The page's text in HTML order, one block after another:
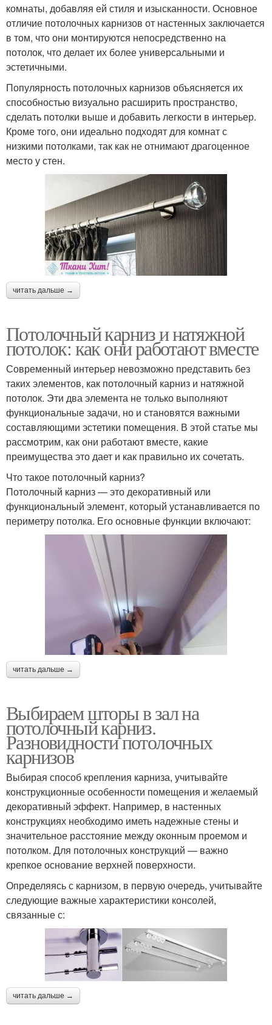
комнаты, добавляя ей стиля и изысканности. Основное
отличие потолочных карнизов от настенных заключается
в том, что они монтируются непосредственно на
потолок, что делает их более универсальными и
эстетичными.
Популярность потолочных карнизов объясняется их
способностью визуально расширить пространство,
сделать потолки выше и добавить легкости в интерьер.
Кроме того, они идеально подходят для комнат с
низкими потолками, так как не отнимают драгоценное
место у стен.
читать дальше →
Потолочный карниз и натяжной
потолок: как они работают вместе
Современный интерьер невозможно представить без
таких элементов, как потолочный карниз и натяжной
потолок. Эти два элемента не только выполняют
функциональные задачи, но и становятся важными
составляющими эстетики помещения. В этой статье мы
рассмотрим, как они работают вместе, какие
преимущества это дает и как правильно их сочетать.
Что такое потолочный карниз?
Потолочный карниз — это декоративный или
функциональный элемент, который устанавливается по
периметру потолка. Его основные функции включают:
читать дальше →
Выбираем шторы в зал на
потолочный карниз.
Разновидности потолочных
карнизов
Выбирая способ крепления карниза, учитывайте
конструкционные особенности помещения и желаемый
декоративный эффект. Например, в настенных
конструкциях необходимо иметь надежные стены и
значительное расстояние между оконным проемом и
потолком. Для потолочных конструкций — важно
крепкое основание верхней поверхности.
Определяясь с карнизом, в первую очередь, учитывайте
следующие важные характеристики консолей,
связанные с:
читать дальше →